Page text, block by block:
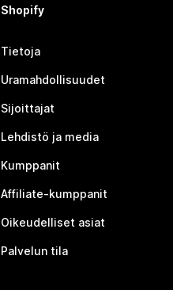
Shopify
Tietoja
Uramahdollisuudet
Sijoittajat
Lehdistö ja media
Kumppanit
Affiliate-kumppanit
Oikeudelliset asiat
Palvelun tila